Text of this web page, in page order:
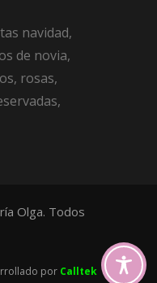
navidad
de novia
rosas
Olga. Todos
por Calltek